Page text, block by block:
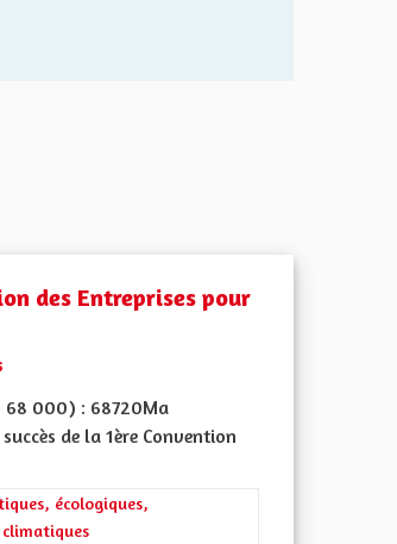
et climatiques
des Entreprises pour
68 000) : 68720Ma
de la 1ère Convention
catégorie : Les transitions énergétiques,
écologiques,